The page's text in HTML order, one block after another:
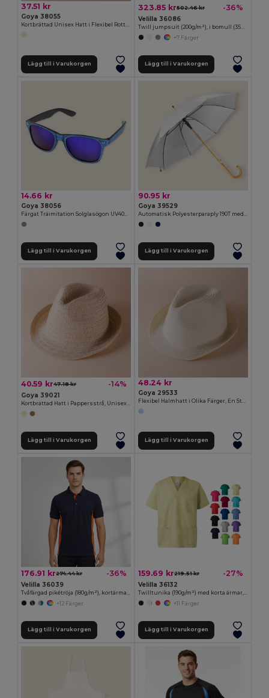
37.51 kr
Goya 38055
Lägg till i Varukorgen
323.85 kr502.46 kr -36%
Velilla 36086
+7 Färger
Lägg till i Varukorgen
14.66 kr
Goya 38056
Lägg till i Varukorgen
90.95 kr
Goya 39529
Lägg till i Varukorgen
40.59 kr47.18 kr -14%
Goya 39021
Lägg till i Varukorgen
48.24 kr
Goya 29533
Lägg till i Varukorgen
176.91 kr274.44 kr -36%
Velilla 36039
+12 Färger
Lägg till i Varukorgen
159.69 kr219.51 kr -27%
Velilla 36132
+11 Färger
Lägg till i Varukorgen